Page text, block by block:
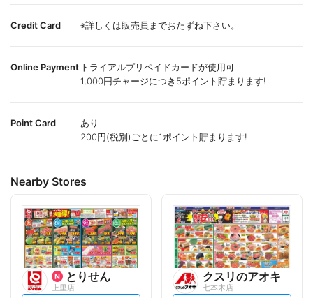
Credit Card ※詳しくは販売員までおたずね下さい。
Online Payment トライアルプリペイドカードが使用可
1,000円チャージにつき5ポイント貯まります!
Point Card
あり
200円(税別)ごとに1ポイント貯まります!
Nearby Stores
とりせん
上里店
クスリのアオキ
七本木店